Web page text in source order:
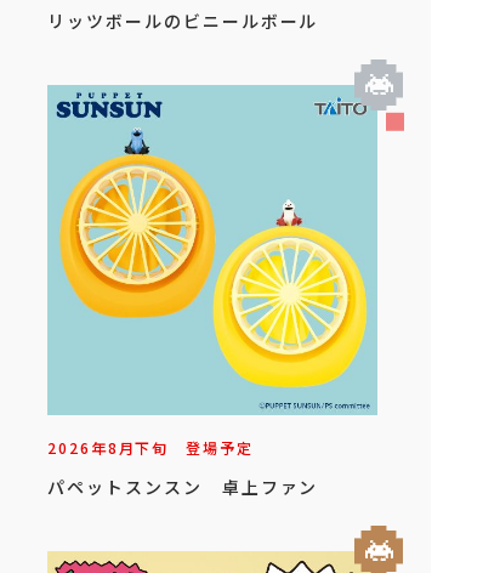
リッツボールのビニールボール
2026年8月下旬 登場予定
パペットスンスン 卓上ファン